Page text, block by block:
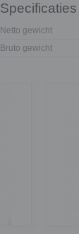
Specificaties
Netto gewicht
Bruto gewicht